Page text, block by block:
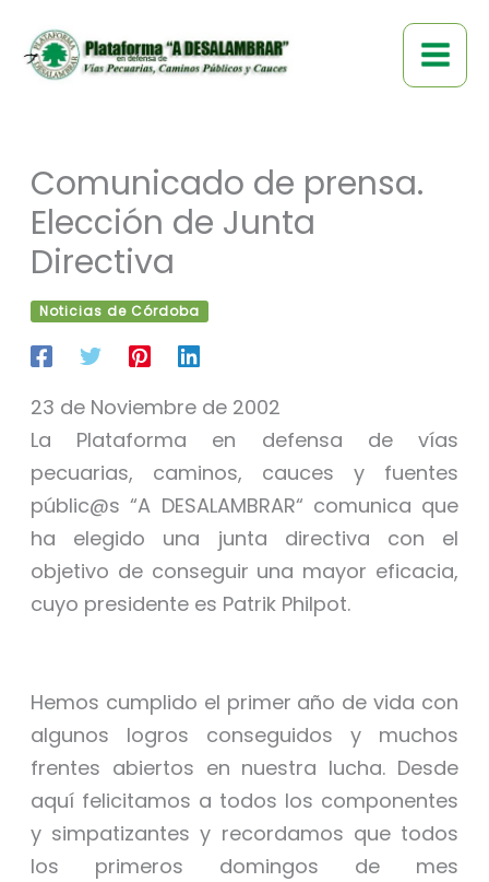
contenido
Comunicado de prensa.
Elección de Junta
Directiva
Noticias de Córdoba
23 de Noviembre de 2002
La Plataforma en defensa de vías
pecuarias, caminos, cauces y fuentes
públic@s “A DESALAMBRAR“ comunica que
ha elegido una junta directiva con el
objetivo de conseguir una mayor eficacia,
cuyo presidente es Patrik Philpot.
Hemos cumplido el primer año de vida con
algunos logros conseguidos y muchos
frentes abiertos en nuestra lucha. Desde
aquí felicitamos a todos los componentes
y simpatizantes y recordamos que todos
los primeros domingos de mes